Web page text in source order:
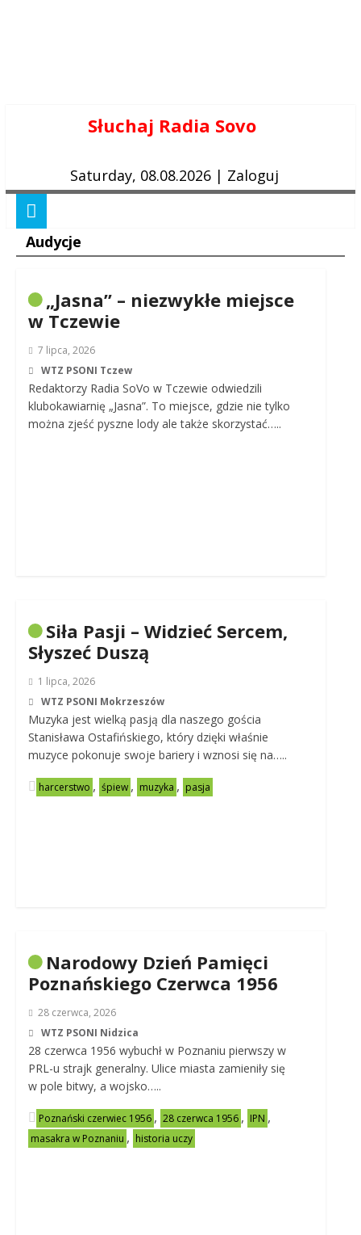
Słuchaj Radia Sovo
Saturday, 08.08.2026 | Zaloguj
Audycje
„Jasna” – niezwykłe miejsce
w Tczewie
7 lipca, 2026
WTZ PSONI Tczew
Redaktorzy Radia SoVo w Tczewie odwiedzili
klubokawiarnię „Jasna”. To miejsce, gdzie nie tylko
można zjeść pyszne lody ale także skorzystać…..
Siła Pasji – Widzieć Sercem,
Słyszeć Duszą
1 lipca, 2026
WTZ PSONI Mokrzeszów
Muzyka jest wielką pasją dla naszego gościa
Stanisława Ostafińskiego, który dzięki właśnie
muzyce pokonuje swoje bariery i wznosi się na…..
harcerstwo , śpiew , muzyka , pasja
Narodowy Dzień Pamięci
Poznańskiego Czerwca 1956
28 czerwca, 2026
WTZ PSONI Nidzica
28 czerwca 1956 wybuchł w Poznaniu pierwszy w
PRL-u strajk generalny. Ulice miasta zamieniły się
w pole bitwy, a wojsko…..
Poznański czerwiec 1956 , 28 czerwca 1956 , IPN ,
masakra w Poznaniu , historia uczy